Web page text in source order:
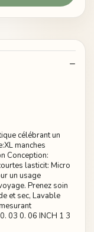
célébrant un
manches
Conception:
lasticit: Micro
un usage
Prenez soin
et sec, Lavable
03 0. 06 INCH 1 3